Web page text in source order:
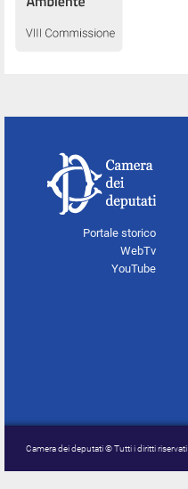
Portale storico
WebTv
YouTube
Camera dei deputati © Tutti i diritti riservati